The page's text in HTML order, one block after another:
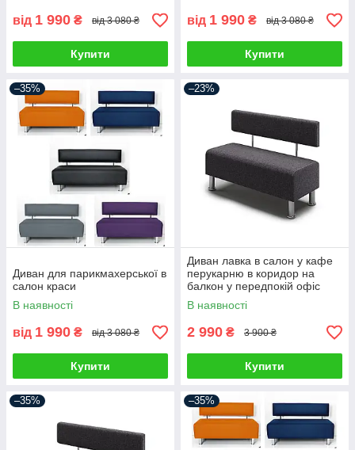
від 1 990 ₴ від 3 080 ₴
Купити
від 1 990 ₴ від 3 080 ₴
Купити
–35%
Диван для парикмахерської в
салон краси
В наявності
від 1 990 ₴ від 3 080 ₴
Купити
–23%
Диван лавка в салон у кафе
перукарню в коридор на
балкон у передпокій офіс
диванчик для салону краси
(тканина)
В наявності
2 990 ₴ 3 900 ₴
Купити
–35% –35%